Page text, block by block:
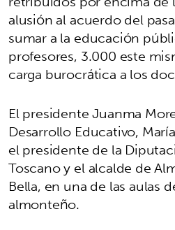
alusión al acuerdo del
sumar a la educación
profesores, 3.000 este
carga burocrática a los
El presidente Juanma
Desarrollo Educativo,
el presidente de la
Toscano y el alcalde de
Bella, en una de las aulas
almonteño.